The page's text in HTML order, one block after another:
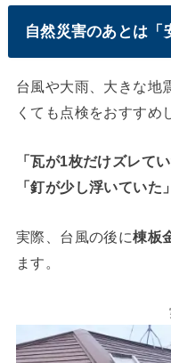
自然災害のあとは「
台風や大雨、大きな地
くても点検をおすすめ
「瓦が1枚だけズレてい
「釘が少し浮いていた」
実際、台風の後に棟板
ます。